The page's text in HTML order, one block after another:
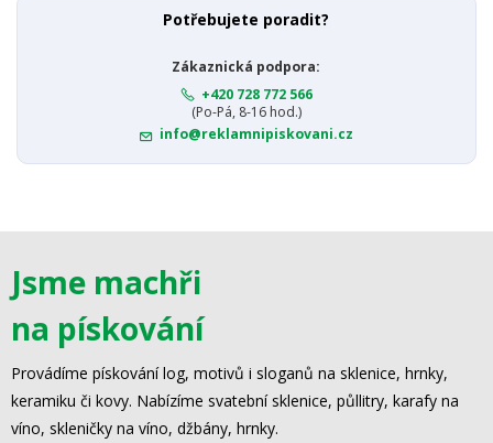
Potřebujete poradit?
Zákaznická podpora:
+420 728 772 566
(Po-Pá, 8-16 hod.)
info@reklamnipiskovani.cz
Jsme machři
na pískování
Provádíme pískování log, motivů i sloganů na sklenice, hrnky,
keramiku či kovy. Nabízíme svatební sklenice, půllitry, karafy na
víno, skleničky na víno, džbány, hrnky.